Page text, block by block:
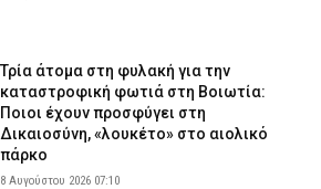
2026 17:25
2026 17:12
Τρία άτομα στη φυλακή για την
καταστροφική φωτιά στη Βοιωτία:
Ποιοι έχουν προσφύγει στη
Δικαιοσύνη, «λουκέτο» στο αιολικό
πάρκο
8 Αυγούστου 2026 07:10